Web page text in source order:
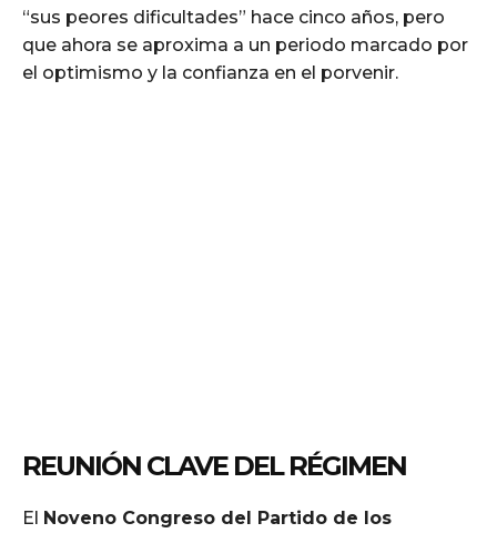
“sus peores dificultades” hace cinco años, pero
que ahora se aproxima a un periodo marcado por
el optimismo y la confianza en el porvenir.
REUNIÓN CLAVE DEL RÉGIMEN
El Noveno Congreso del Partido de los